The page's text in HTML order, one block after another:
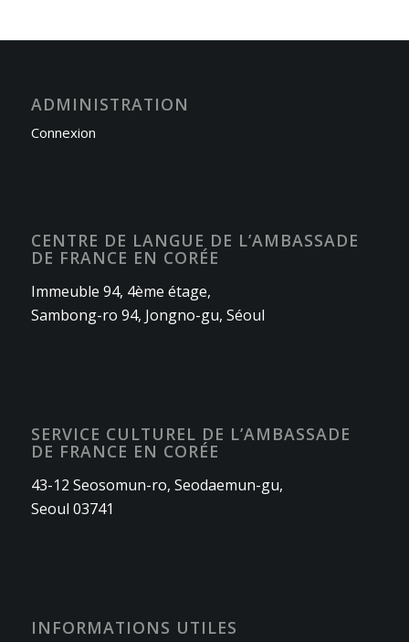
ADMINISTRATION
Connexion
CENTRE DE LANGUE DE L’AMBASSADE
DE FRANCE EN CORÉE
Immeuble 94, 4ème étage,
Sambong-ro 94, Jongno-gu, Séoul
SERVICE CULTUREL DE L’AMBASSADE
DE FRANCE EN CORÉE
43-12 Seosomun-ro, Seodaemun-gu,
Seoul 03741
INFORMATIONS UTILES